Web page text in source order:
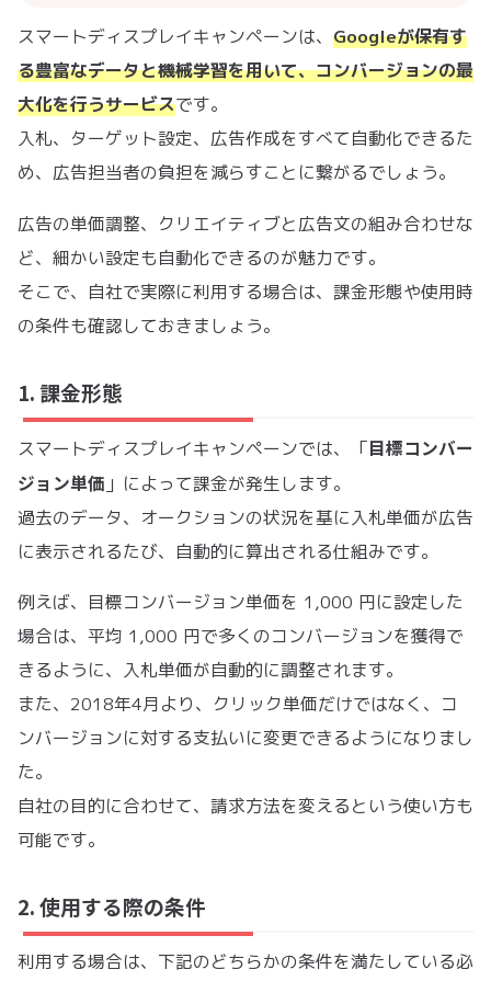
スマートディスプレイキャンペーンは、 Googleが保有す
る豊富なデータと機械学習を用いて、コンバージョンの最
大化を行うサービスです。
入札、ターゲット設定、広告作成をすべて自動化できるた
め、広告担当者の負担を減らすことに繋がるでしょう。
広告の単価調整、クリエイティブと広告文の組み合わせな
ど、細かい設定も自動化できるのが魅力です。
そこで、自社で実際に利用する場合は、課金形態や使用時
の条件も確認しておきましょう。
1. 課金形態
スマートディスプレイキャンペーンでは、「目標コンバー
ジョン単価 」によって課金が発生します。
過去のデータ、オークションの状況を基に入札単価が広告
に表示されるたび、自動的に算出される仕組みです。
例えば、目標コンバージョン単価を 1,000 円に設定した
場合は、平均 1,000 円で多くのコンバージョンを獲得で
きるように、入札単価が自動的に調整されます。
また、2018年4月より、クリック単価だけではなく、コ
ンバージョンに対する支払いに変更できるようになりまし
た。
自社の目的に合わせて、請求方法を変えるという使い方も
可能です。
2. 使用する際の条件
利用する場合は、下記のどちらかの条件を満たしている必